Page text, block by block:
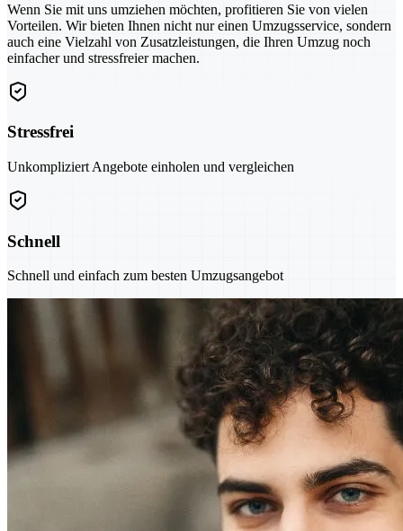
Wenn Sie mit uns umziehen möchten, profitieren Sie von vielen
Vorteilen. Wir bieten Ihnen nicht nur einen Umzugsservice, sondern
auch eine Vielzahl von Zusatzleistungen, die Ihren Umzug noch
einfacher und stressfreier machen.
Stressfrei
Unkompliziert Angebote einholen und vergleichen
Schnell
Schnell und einfach zum besten Umzugsangebot